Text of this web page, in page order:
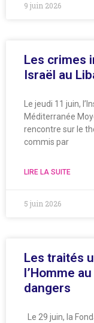
9 juin 2026
Les crimes
Israël au
Le jeudi 11 juin,
Méditerranée
rencontre sur le
commis par
LIRE LA SUITE
5 juin 2026
Les traités
l’Homme
dangers
Le 29 juin, la